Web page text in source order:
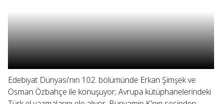
Edebiyat Dünyası'nın 102. bölümünde Erkan Şimşek ve
Osman Özbahçe ile konuşuyor; Avrupa kütüphanelerindeki